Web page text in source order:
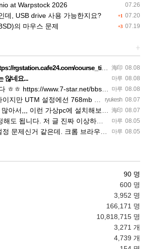
07.26
at Warpstock 2026
+1 07.20
데, USB drive 사용 가능한지요?
+3 07.19
의 마우스 문제
+
海印 08.08
rgstation.cafe24.com/course_tip/306500
마루 08.08
않네요...
마루 08.08
www.7-star.net/bbs/board.php?bo_table…
ryukesh 08.07
768mb 입니다. 1기가나 그 보다 넘게 설정하면 UTM 에뮬레…
海印 08.07
상pc에 설치해보는 것도 귀찮군요.. ㅎㅎ 날씨도 덥고.....…
마루 08.05
글 진짜 이상하네요. 옛날꺼 퍼와서 그런거 같은데요.
마루 08.05
거 같은데. 크롬 브라우저나 파폭으로 해 보세요
90 명
600 명
3,952 명
166,171 명
10,818,715 명
3,271 개
4,739 개